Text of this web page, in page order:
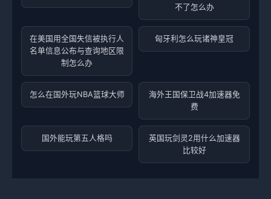
不了怎么办
在美国用全国失信被执行人
名单信息公布与查询地区限
制怎么办
匈牙利怎么玩诸神皇冠
怎么在国外玩NBA篮球大师
海外王国保卫战4加速器免
费
国外能玩第五人格吗
英国玩剑灵2用什么加速器
比较好